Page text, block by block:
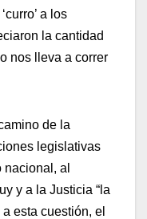
a los
la cantidad
nos lleva a correr
de la
legislativas
al
y a la Justicia “la
esta cuestión, el